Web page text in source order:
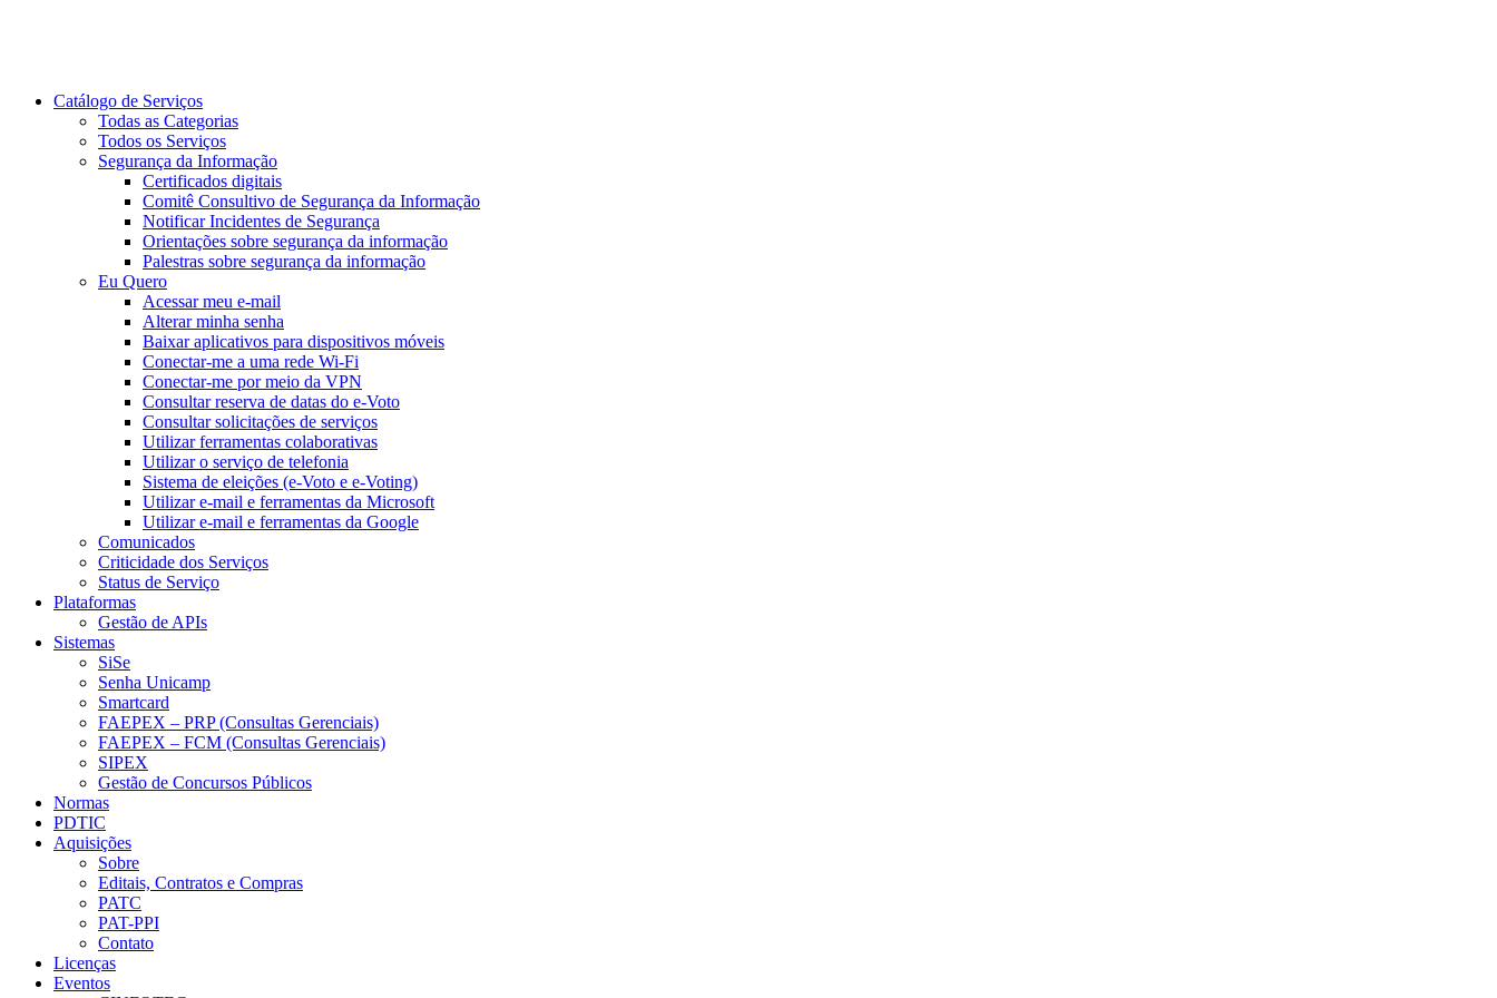
Catálogo de Serviços
Todas as Categorias
Todos os Serviços
Segurança da Informação
Certificados digitais
Comitê Consultivo de Segurança da Informação
Notificar Incidentes de Segurança
Orientações sobre segurança da informação
Palestras sobre segurança da informação
Eu Quero
Acessar meu e-mail
Alterar minha senha
Baixar aplicativos para dispositivos móveis
Conectar-me a uma rede Wi-Fi
Conectar-me por meio da VPN
Consultar reserva de datas do e-Voto
Consultar solicitações de serviços
Utilizar ferramentas colaborativas
Utilizar o serviço de telefonia
Sistema de eleições (e-Voto e e-Voting)
Utilizar e-mail e ferramentas da Microsoft
Utilizar e-mail e ferramentas da Google
Comunicados
Criticidade dos Serviços
Status de Serviço
Plataformas
Gestão de APIs
Sistemas
SiSe
Senha Unicamp
Smartcard
FAEPEX – PRP (Consultas Gerenciais)
FAEPEX – FCM (Consultas Gerenciais)
SIPEX
Gestão de Concursos Públicos
Normas
PDTIC
Aquisições
Sobre
Editais, Contratos e Compras
PATC
PAT-PPI
Contato
Licenças
Eventos